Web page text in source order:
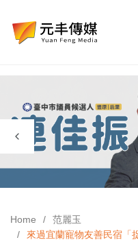
Home
范麗玉
來過宜蘭寵物友善民宿「